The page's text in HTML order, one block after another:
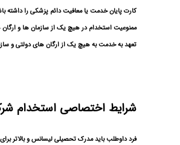
کارت پایان خدمت یا معافیت دائم پزشکی را داشته
ممنوعیت استخدام در هیچ یک از سازمان ها و ارگان
تعهد به خدمت به هیچ یک از ارگان های دولتی و
شرایط اختصاصی استخدام
فرد داوطلب باید مدرک تحصیلی لیسانس و بالاتر